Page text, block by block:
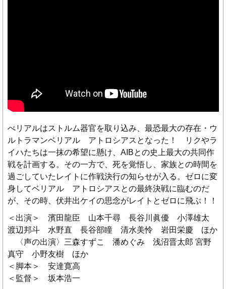
べリアルはストルム器官を取り込み、最恐最大の存在・ウ
ルトラマンベリアル アトロシアスとなった！ リクやラ
イハたちは一抹の希望に懸け、AIBとの史上最大の共同作
戦を計画する。その一方で、死を覚悟し、家族との時間を
過ごしていたレイトに作戦決行の知らせが入る。ゼロに変
身してベリアル アトロシアスとの最終決戦に臨むのだ
が、その時、伏井出ケイの思念がレイトとゼロに飛ぶ！！
＜出演＞ 濱田龍臣 山本千尋 長谷川眞優 小澤雄太
渡辺邦斗 水野直 長谷部瞳 清水美怜 岩田栄慶 ほか
〈声の出演〉三森すずこ 潘めぐみ 浅沼晋太郎 宮野
真守 小野友樹 ほか
＜脚本＞ 安達寛高
＜監督＞ 坂本浩一